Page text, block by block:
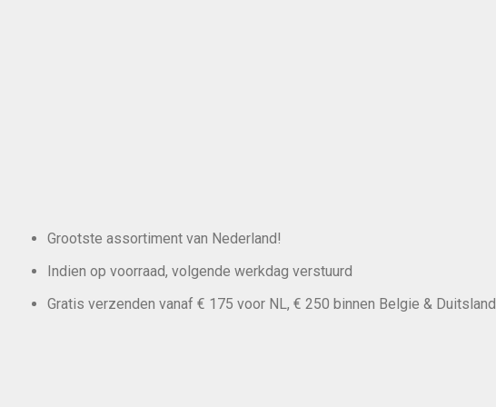
Grootste assortiment van Nederland!
Indien op voorraad, volgende werkdag verstuurd
Gratis verzenden vanaf € 175 voor NL, € 250 binnen Belgie & Duitsland